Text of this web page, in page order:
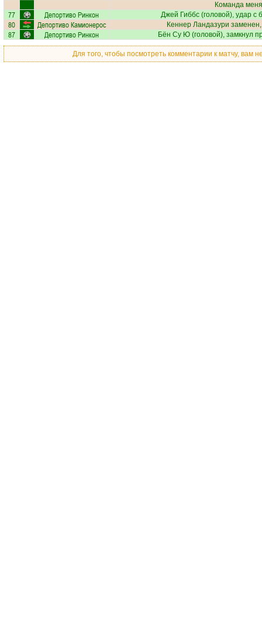
Команда
77 Депортиво Ринкон Джей Гиббс (головой), удар с
80 Депортиво Камионерос Кеннер Ландазури
87 Депортиво Ринкон Бён Су Ю(головой), замкнул
Для того, чтобы посмотреть комментарии к матчу, вам